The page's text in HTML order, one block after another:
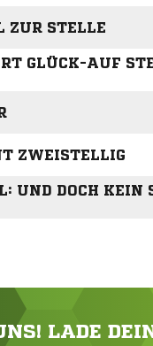
ZUR STELLE
GLÜCK-AUF
ZWEISTELLIG
UND DOCH KEIN
LADE